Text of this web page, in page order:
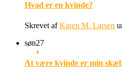
Hvad er en kvinde?
Skrevet afKaren M. Larsen
søn27
At være kvinde er min